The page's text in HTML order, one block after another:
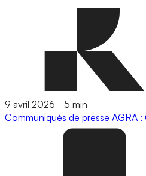
9 avril 2026 - 5 min
Communiqués de presse AGRA :